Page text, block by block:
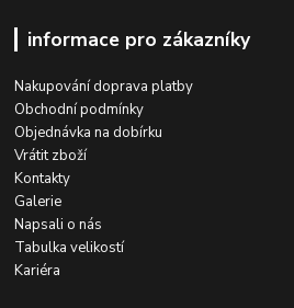
informace pro zákazníky
Nakupování doprava platby
Obchodní podmínky
Objednávka na dobírku
Vrátit zboží
Kontakty
Galerie
Napsali o nás
Tabulka velikostí
Kariéra